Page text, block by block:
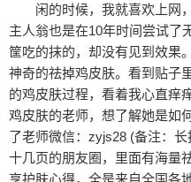
闲的时候，我就喜欢上网
主人翁也是在10年时间尝试了
筐吃的抹的，却没有见到效果
神奇的祛掉鸡皮肤。看到贴子
的鸡皮肤过程，看着我心直痒
鸡皮肤的老师，想了解她是如
了老师微信：zyjs28 (备注：
十几页的朋友圈，里面有海量
享护肤心得，全是来自全国各